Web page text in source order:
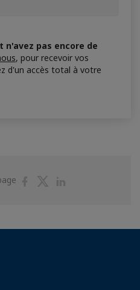
n'avez pas encore de
, pour recevoir vos
d'un accès total à votre
PartagerPartager